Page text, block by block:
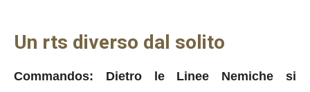
Un rts diverso dal solito
Commandos: Dietro le Linee Nemiche si